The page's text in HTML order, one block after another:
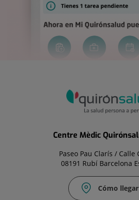
Centre Mèdic
Paseo Pau Clarís / Calle
08191 Rubí Barcelona
Cómo llegar